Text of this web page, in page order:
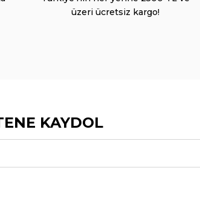
üzeri ücretsiz kargo!
KAYDOL